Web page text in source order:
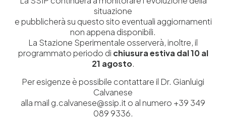
Capitale Sociale Euro9.690.240,00
stazionesperimentaleindustriapelli@legalmail.it
Sede legale
Via Campi Flegrei, 34 – 80078 Pozzuoli (NA) – Tel. +39
081 5979100
situazione
e pubblicherà su questo sito eventuali aggiornamenti
non appena disponibili.
La Stazione Sperimentale osserverà, inoltre, il
programmato periodo di chiusura estiva dal 10 al
21 agosto.
Per esigenze è possibile contattare il Dr. Gianluigi
Calvanese
alla mail g.calvanese@ssip.it o al numero +39 349
089 9336.